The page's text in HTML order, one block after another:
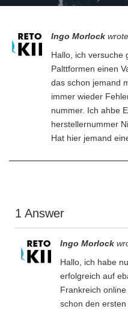
Ingo Morlock wrote
Hallo, ich versuche
Palttformen einen
das schon jemand
immer wieder
nummer. Ich ahbe
herstellernummer
Hat hier jemand
1 Answer
Ingo Morlock
Hallo, ich habe
erfolgreich auf
Frankreich
schon den